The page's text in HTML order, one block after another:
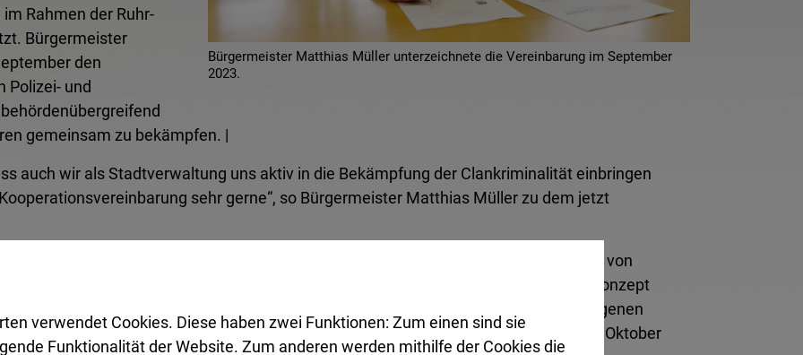
Bürgermeister Matthias Müller unterzeichnete die Vereinbarung im September
2023.
Rahmen der Ruhr-
Bürgermeister
den
Polizei- und
gemeinsam zu bekämpfen. |
auch wir als Stadtverwaltung uns aktiv in die Bekämpfung der Clankriminalität einbringen
sehr gerne“, so Bürgermeister Matthias Müller zu dem jetzt
Feuerschutz und Ordnung (ASFO) am 12. September 2023 wurde die SiKo Ruhr von
Ruhr, ausführlich vorgestellt. Das Projekt und das zugrundeliegende Konzept
dass sie umgehend den Beitritt der Stadt Herten beschlossen. In der vergangenen
Stadtkämmerer Dr. Oliver Lind die Ratsmitglieder informieren, dass der Beitritt im Oktober
verwendet Cookies. Diese haben zwei Funktionen: Zum einen sind sie
Funktionalität der Website. Zum anderen werden mithilfe der Cookies die